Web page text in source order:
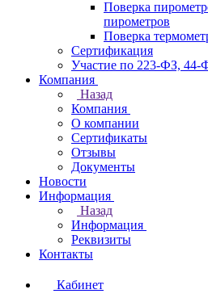
Поверка
пирометров
Поверка
Сертификация
Участие по 223-ФЗ,
Компания
Назад
Компания
О компании
Сертификаты
Отзывы
Документы
Новости
Информация
Назад
Информация
Реквизиты
Контакты
Кабинет